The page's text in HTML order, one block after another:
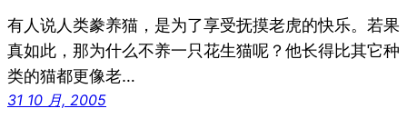
有人说人类豢养猫，是为了享受抚摸老虎的快乐。若果
真如此，那为什么不养一只花生猫呢？他长得比其它种
类的猫都更像老…
31 10 月, 2005